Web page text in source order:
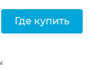
Где купить